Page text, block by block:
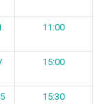
11:00
15:00
15:30